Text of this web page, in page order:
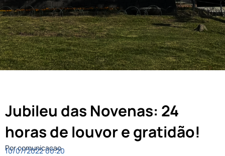
Jubileu das Novenas: 24
horas de louvor e gratidão!
Por comunicacao
10/07/2022 00:20